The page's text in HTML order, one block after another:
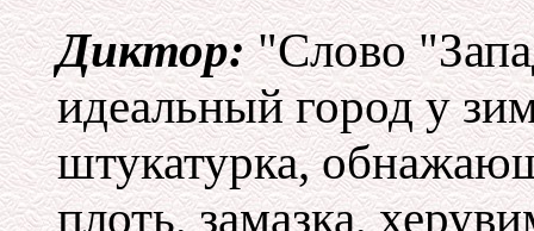
Диктор:"Слово
идеальный город у
штукатурка,
плоть, замазка,